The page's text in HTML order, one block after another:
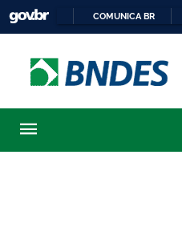
COMUNICA BR